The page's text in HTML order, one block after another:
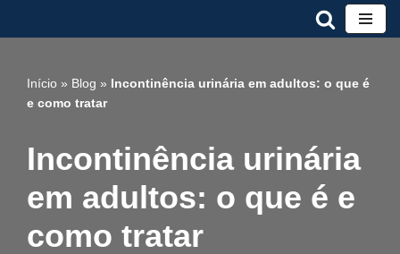
conteúdo
Início » Blog » Incontinência urinária em adultos: o que é
e como tratar
Incontinência urinária
em adultos: o que é e
como tratar